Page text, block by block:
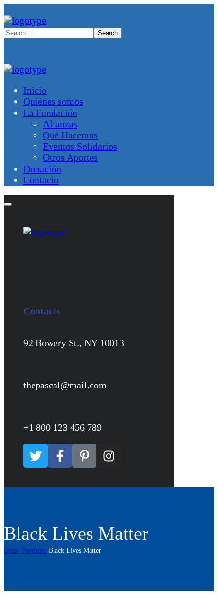
Inicio
Quiénes somos
La Fundación
Alianzas
Qué Hacemos
Eventos Solidarios
Otros Aportes
Donación
Contacto
Contacts
92 Bowery St., NY 10013
thepascal@mail.com
+1 800 123 456 789
Black Lives Matter
Inicio Portfolio Black Lives Matter